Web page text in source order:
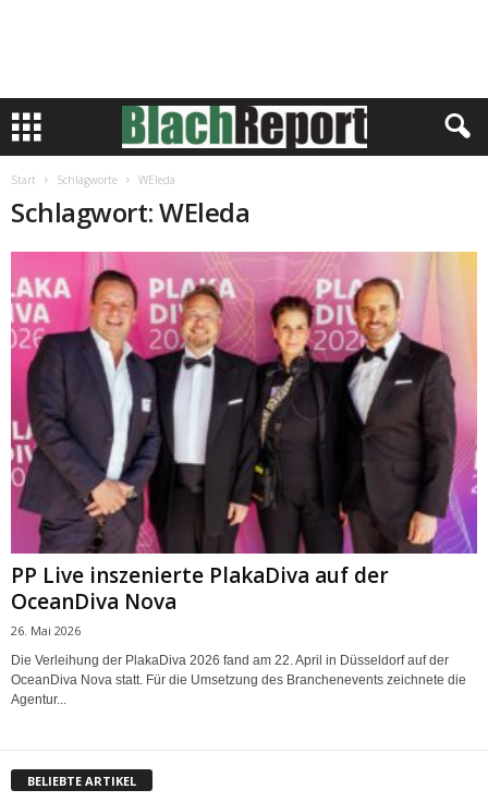
Start Schlagworte WEleda
Schlagwort: WEleda
PP Live inszenierte PlakaDiva auf der
OceanDiva Nova
26. Mai 2026
Die Verleihung der PlakaDiva 2026 fand am 22. April in Düsseldorf auf der
OceanDiva Nova statt. Für die Umsetzung des Branchenevents zeichnete die
Agentur...
BELIEBTE ARTIKEL